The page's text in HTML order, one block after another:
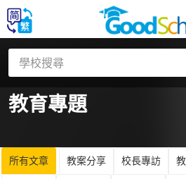
教育專題
所有文章 教案分享 校長專訪